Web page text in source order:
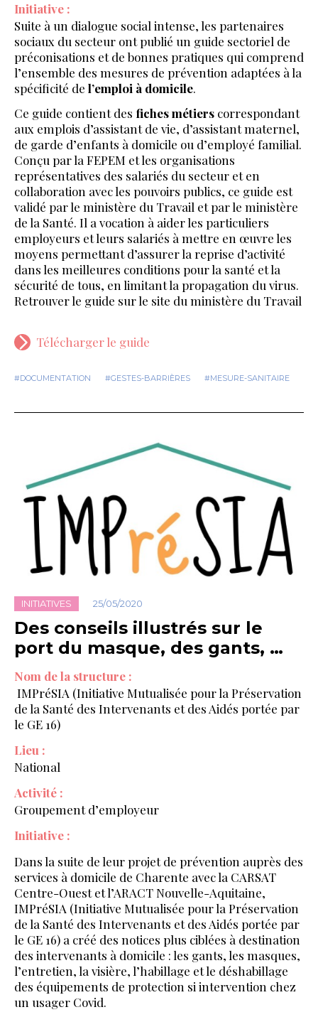
Initiative :
Suite à un dialogue social intense, les partenaires
sociaux du secteur ont publié un guide sectoriel de
préconisations et de bonnes pratiques qui comprend
l’ensemble des mesures de prévention adaptées à la
spécificité de l’emploi à domicile.
Ce guide contient des fiches métiers correspondant
aux emplois d’assistant de vie, d’assistant maternel,
de garde d’enfants à domicile ou d’employé familial.
Conçu par la FEPEM et les organisations
représentatives des salariés du secteur et en
collaboration avec les pouvoirs publics, ce guide est
validé par le ministère du Travail et par le ministère
de la Santé. Il a vocation à aider les particuliers
employeurs et leurs salariés à mettre en œuvre les
moyens permettant d’assurer la reprise d’activité
dans les meilleures conditions pour la santé et la
sécurité de tous, en limitant la propagation du virus.
Retrouver le guide sur le site du ministère du Travail
Télécharger le guide
#DOCUMENTATION #GESTES-BARRIÈRES #MESURE-SANITAIRE
INITIATIVES 25/05/2020
Des conseils illustrés sur le
port du masque, des gants, …
Nom de la structure :
IMPréSIA (Initiative Mutualisée pour la Préservation
de la Santé des Intervenants et des Aidés portée par
le GE 16)
Lieu :
National
Activité :
Groupement d’employeur
Initiative :
Dans la suite de leur projet de prévention auprès des
services à domicile de Charente avec la CARSAT
Centre-Ouest et l’ARACT Nouvelle-Aquitaine,
IMPréSIA (Initiative Mutualisée pour la Préservation
de la Santé des Intervenants et des Aidés portée par
le GE 16) a créé des notices plus ciblées à destination
des intervenants à domicile : les gants, les masques,
l’entretien, la visière, l’habillage et le déshabillage
des équipements de protection si intervention chez
un usager Covid.